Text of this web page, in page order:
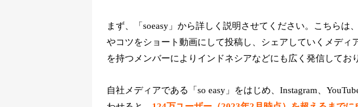
まず、「soeasy」から詳しく説明させてください。こちらは
やコツをショート動画にして投稿し、シェアしていくメディ
を持つメンバーによりインドネシアなどにも広く発信してお
自社メディアである「so easy」をはじめ、Instagram、